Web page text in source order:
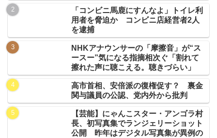
「コンビニ馬鹿にすんなよ」トイレ利
用者を脅迫か コンビニ店経営者2人
を逮捕
NHKアナウンサーの「摩擦音」が“ス
ースー”気になる指摘相次ぐ「割れて
擦れた声に聴こえる。聴きづらい」
高市首相、安倍派の復権促す？ 裏金
関与議員の公認、党内外から批判
【芸能】にゃんこスター・アンゴラ村
長、初写真集でランジェリーショット
公開 昨年はデジタル写真集が異例の